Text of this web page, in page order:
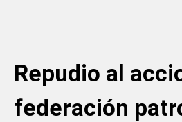
Repudio al
federación